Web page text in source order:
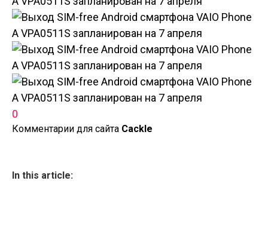
0
Комментарии для сайта Cackl e
In this article: